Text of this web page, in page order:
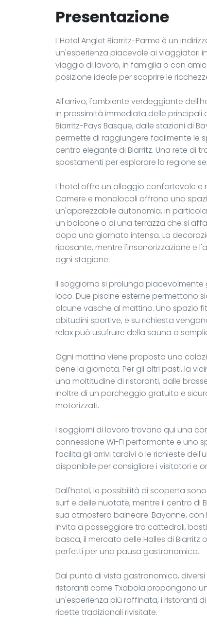
Presentazione
L'Hotel Anglet Biarritz-Parme è un
un'esperienza piacevole ai viaggiatori
viaggio di lavoro, in famiglia o con
posizione ideale per scoprire le
All'arrivo, l'ambiente verdeggiante
in prossimità immediata delle
Biarritz-Pays Basque, dalle stazioni di
permette di raggiungere facilmente le
centro elegante di Biarritz. Una rete di
spostamenti per esplorare la regione
L'hotel offre un alloggio confortevole e
Camere e monolocali offrono uno
un'apprezzabile autonomia, in
un balcone o di una terrazza che si
dopo una giornata intensa. La
riposante, mentre l'insonorizzazione e
ogni stagione.
Il soggiorno si prolunga piacevolmente
loco. Due piscine esterne permettono
alcune vasche al mattino. Uno spazio
abitudini sportive, e su richiesta
relax può usufruire della sauna o
Ogni mattina viene proposta una
bene la giornata. Per gli altri pasti, la
una moltitudine di ristoranti, dalle
inoltre di un parcheggio gratuito e
motorizzati.
I soggiorni di lavoro trovano qui una
connessione Wi-Fi performante e uno
facilita gli arrivi tardivi o le richieste
disponibile per consigliare i visitatori e
Dall'hotel, le possibilità di scoperta
surf e delle nuotate, mentre il centro
sua atmosfera balneare. Bayonne,
invita a passeggiare tra cattedrali,
basca, il mercato delle Halles di
perfetti per una pausa gastronomica.
Dal punto di vista gastronomico,
ristoranti come Txabola propongono
un'esperienza più raffinata, i ristoranti
ricette tradizionali rivisitate.